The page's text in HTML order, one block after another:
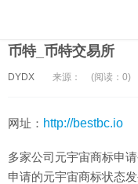
币特_币特交易所
DYDX 来源： (阅读：0)
网址： http://bestbc.io
多家公司元宇宙商标申
申请的元宇宙商标状态